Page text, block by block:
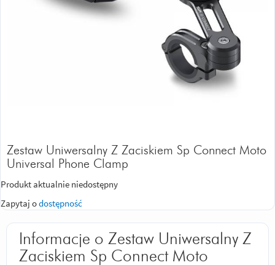
Zestaw Uniwersalny Z Zaciskiem Sp Connect Moto
Universal Phone Clamp
Produkt aktualnie niedostępny
Zapytaj odostępność
Informacje o Zestaw Uniwersalny Z
Zaciskiem Sp Connect Moto